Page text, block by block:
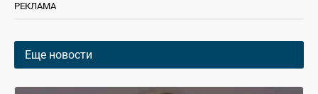
РЕКЛАМА
Еще новости